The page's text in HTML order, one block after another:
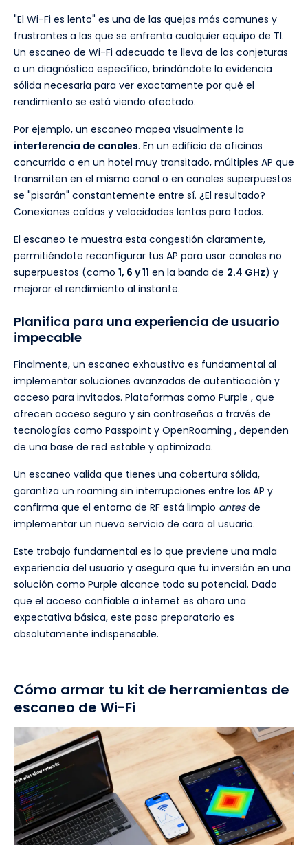
"El Wi-Fi es lento" es una de las quejas más comunes y
frustrantes a las que se enfrenta cualquier equipo de TI.
Un escaneo de Wi-Fi adecuado te lleva de las conjeturas
a un diagnóstico específico, brindándote la evidencia
sólida necesaria para ver exactamente por qué el
rendimiento se está viendo afectado.
Por ejemplo, un escaneo mapea visualmente la
interferencia de canales. En un edificio de oficinas
concurrido o en un hotel muy transitado, múltiples AP que
transmiten en el mismo canal o en canales superpuestos
se "pisarán" constantemente entre sí. ¿El resultado?
Conexiones caídas y velocidades lentas para todos.
El escaneo te muestra esta congestión claramente,
permitiéndote reconfigurar tus AP para usar canales no
superpuestos (como 1, 6 y 11 en la banda de 2.4 GHz) y
mejorar el rendimiento al instante.
Planifica para una experiencia de usuario
impecable
Finalmente, un escaneo exhaustivo es fundamental al
implementar soluciones avanzadas de autenticación y
acceso para invitados. Plataformas como Purple , que
ofrecen acceso seguro y sin contraseñas a través de
tecnologías como Passpoint y OpenRoaming , dependen
de una base de red estable y optimizada.
Un escaneo valida que tienes una cobertura sólida,
garantiza un roaming sin interrupciones entre los AP y
confirma que el entorno de RF está limpio antesde
implementar un nuevo servicio de cara al usuario.
Este trabajo fundamental es lo que previene una mala
experiencia del usuario y asegura que tu inversión en una
solución como Purple alcance todo su potencial. Dado
que el acceso confiable a internet es ahora una
expectativa básica, este paso preparatorio es
absolutamente indispensable.
Cómo armar tu kit de herramientas de
escaneo de Wi-Fi